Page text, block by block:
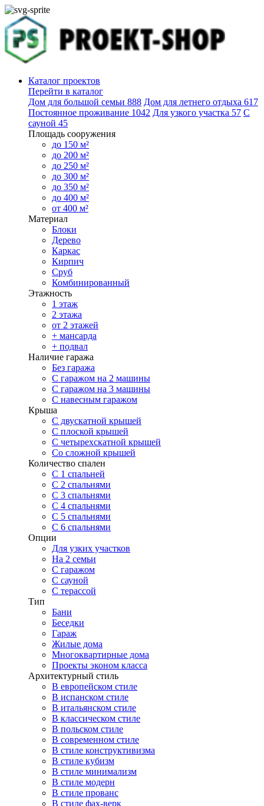
Каталог проектов
Перейти в каталог
Дом для большой семьи 888 Дом для летнего отдыха 617
Постоянное проживание 1042 Для узкого участка 57 С
сауной 45
Площадь сооружения
до 150 м²
до 200 м²
до 250 м²
до 300 м²
до 350 м²
до 400 м²
от 400 м²
Материал
Блоки
Дерево
Каркас
Кирпич
Сруб
Комбинированный
Этажность
1 этаж
2 этажа
от 2 этажей
+ мансарда
+ подвал
Наличие гаража
Без гаража
С гаражом на 2 машины
С гаражом на 3 машины
С навесным гаражом
Крыша
С двускатной крышей
С плоской крышей
С четырехскатной крышей
Со сложной крышей
Количество спален
С 1 спальней
С 2 спальнями
С 3 спальнями
С 4 спальнями
С 5 спальнями
С 6 спальнями
Опции
Для узких участков
На 2 семьи
С гаражом
С сауной
С терассой
Тип
Бани
Беседки
Гараж
Жилые дома
Многоквартирные дома
Проекты эконом класса
Архитектурный стиль
В европейском стиле
В испанском стиле
В итальянском стиле
В классическом стиле
В польском стиле
В современном стиле
В стиле конструктивизма
В стиле кубизм
В стиле минимализм
В стиле модерн
В стиле прованс
В стиле фах-верк